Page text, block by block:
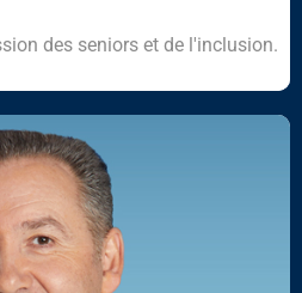
des seniors et de l'inclusion.